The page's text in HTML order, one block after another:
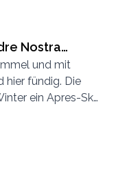
Nostra
und mit
hier fündig. Die
ein Apres-Ski